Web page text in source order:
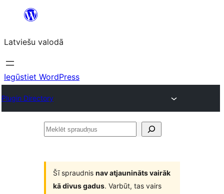
Pāriet
saturu
Latviešu valodā
Iegūstiet WordPress
Plugin Directory
Meklēt
Šī spraudnis nav atjaunināts vairāk
kā divus gadus. Varbūt, tas vairs